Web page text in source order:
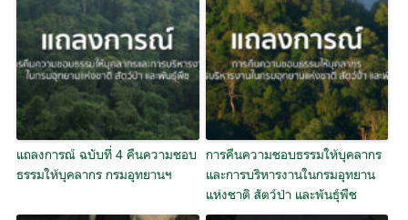
แถลงการณ์ ฉบับที่ 4 คืนความชอบ
ธรรมให้บุคลากร กรมอุทยานฯ
การคืนความชอบธรรมให้บุคลากร
และการบริหาร​งานในกรมอุทยาน
แห่งชาติ สัตว์ป่า และพันธุ์พืช